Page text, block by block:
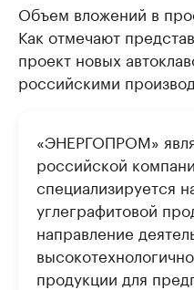
Объем вложений в
Как отмечают
проект новых
российскими
«ЭНЕРГОПРОМ»
российской
специализируется
углеграфитовой
направление
продукции для